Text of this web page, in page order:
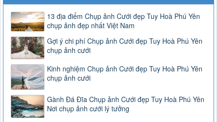
13 địa điểm Chụp ảnh Cưới đẹp Tuy Hoà Phú Yên
chụp ảnh đẹp nhất Việt Nam
Gợi ý chi phí Chụp ảnh Cưới đẹp Tuy Hoà Phú Yên
chụp ảnh cưới
Kinh nghiệm Chụp ảnh Cưới đẹp Tuy Hoà Phú Yên
chụp ảnh cưới
Gành Đá Đĩa Chụp ảnh Cưới đẹp Tuy Hoà Phú Yên
Nơi chụp ảnh cưới lý tưởng